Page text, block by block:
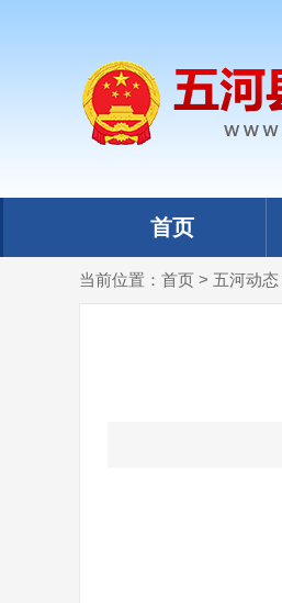
首页
当前位置： 首页 > 五河动态